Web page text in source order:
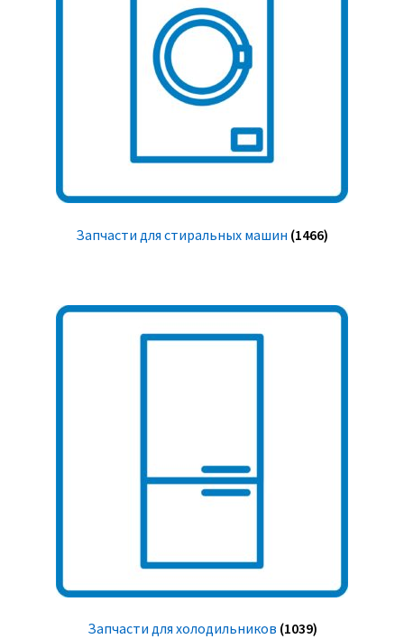
Запчасти для стиральных машин (1466)
Запчасти для холодильников (1039)